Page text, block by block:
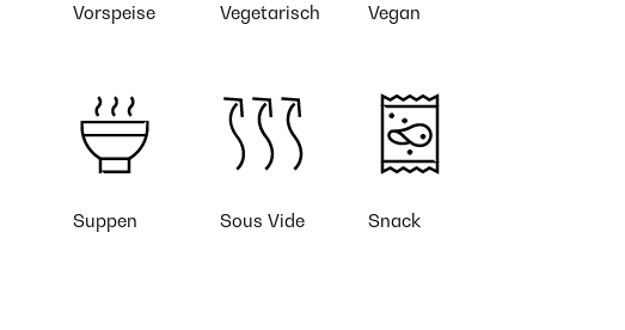
Vorspeise Vegetarisch Vegan
Suppen Sous Vide Snack